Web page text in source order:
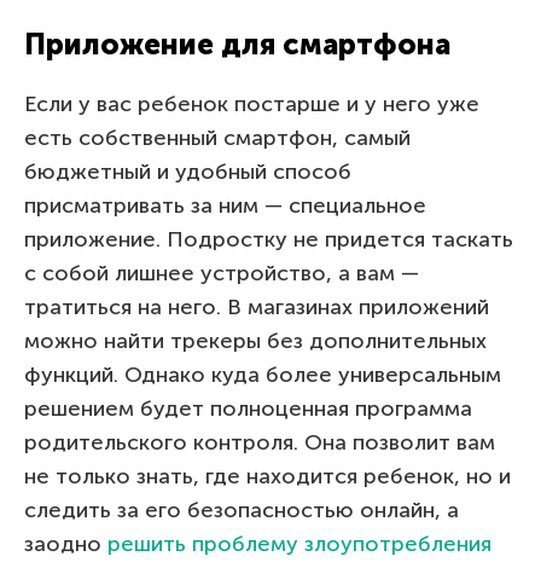
Приложение для смартфона
Если у вас ребенок постарше и у него уже
есть собственный смартфон, самый
бюджетный и удобный способ
присматривать за ним — специальное
приложение. Подростку не придется таскать
с собой лишнее устройство, а вам —
тратиться на него. В магазинах приложений
можно найти трекеры без дополнительных
функций. Однако куда более универсальным
решением будет полноценная программа
родительского контроля. Она позволит вам
не только знать, где находится ребенок, но и
следить за его безопасностью онлайн, а
заодно решить проблему злоупотребления